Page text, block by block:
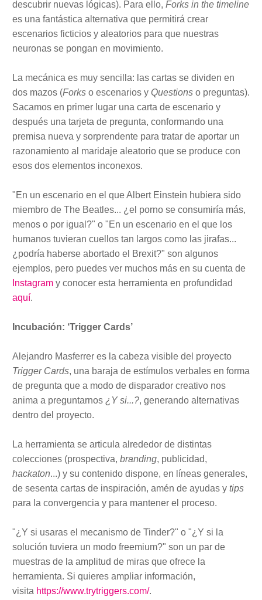
descubrir nuevas lógicas). Para ello, Forks in the timeline
es una fantástica alternativa que permitirá crear
escenarios ficticios y aleatorios para que nuestras
neuronas se pongan en movimiento.
La mecánica es muy sencilla: las cartas se dividen en
dos mazos (Forks o escenarios y Questions o preguntas).
Sacamos en primer lugar una carta de escenario y
después una tarjeta de pregunta, conformando una
premisa nueva y sorprendente para tratar de aportar un
razonamiento al maridaje aleatorio que se produce con
esos dos elementos inconexos.
"En un escenario en el que Albert Einstein hubiera sido
miembro de The Beatles... ¿el porno se consumiría más,
menos o por igual?" o "En un escenario en el que los
humanos tuvieran cuellos tan largos como las jirafas...
¿podría haberse abortado el Brexit?" son algunos
ejemplos, pero puedes ver muchos más en su cuenta de
Instagram y conocer esta herramienta en profundidad
aquí.
Incubación: ‘Trigger Cards’
Alejandro Masferrer es la cabeza visible del proyecto
Trigger Cards, una baraja de estímulos verbales en forma
de pregunta que a modo de disparador creativo nos
anima a preguntarnos ¿Y si...?, generando alternativas
dentro del proyecto.
La herramienta se articula alrededor de distintas
colecciones (prospectiva, branding, publicidad,
hackaton...) y su contenido dispone, en líneas generales,
de sesenta cartas de inspiración, amén de ayudas y tips
para la convergencia y para mantener el proceso.
"¿Y si usaras el mecanismo de Tinder?" o "¿Y si la
solución tuviera un modo freemium?" son un par de
muestras de la amplitud de miras que ofrece la
herramienta. Si quieres ampliar información,
visita https://www.trytriggers.com/.